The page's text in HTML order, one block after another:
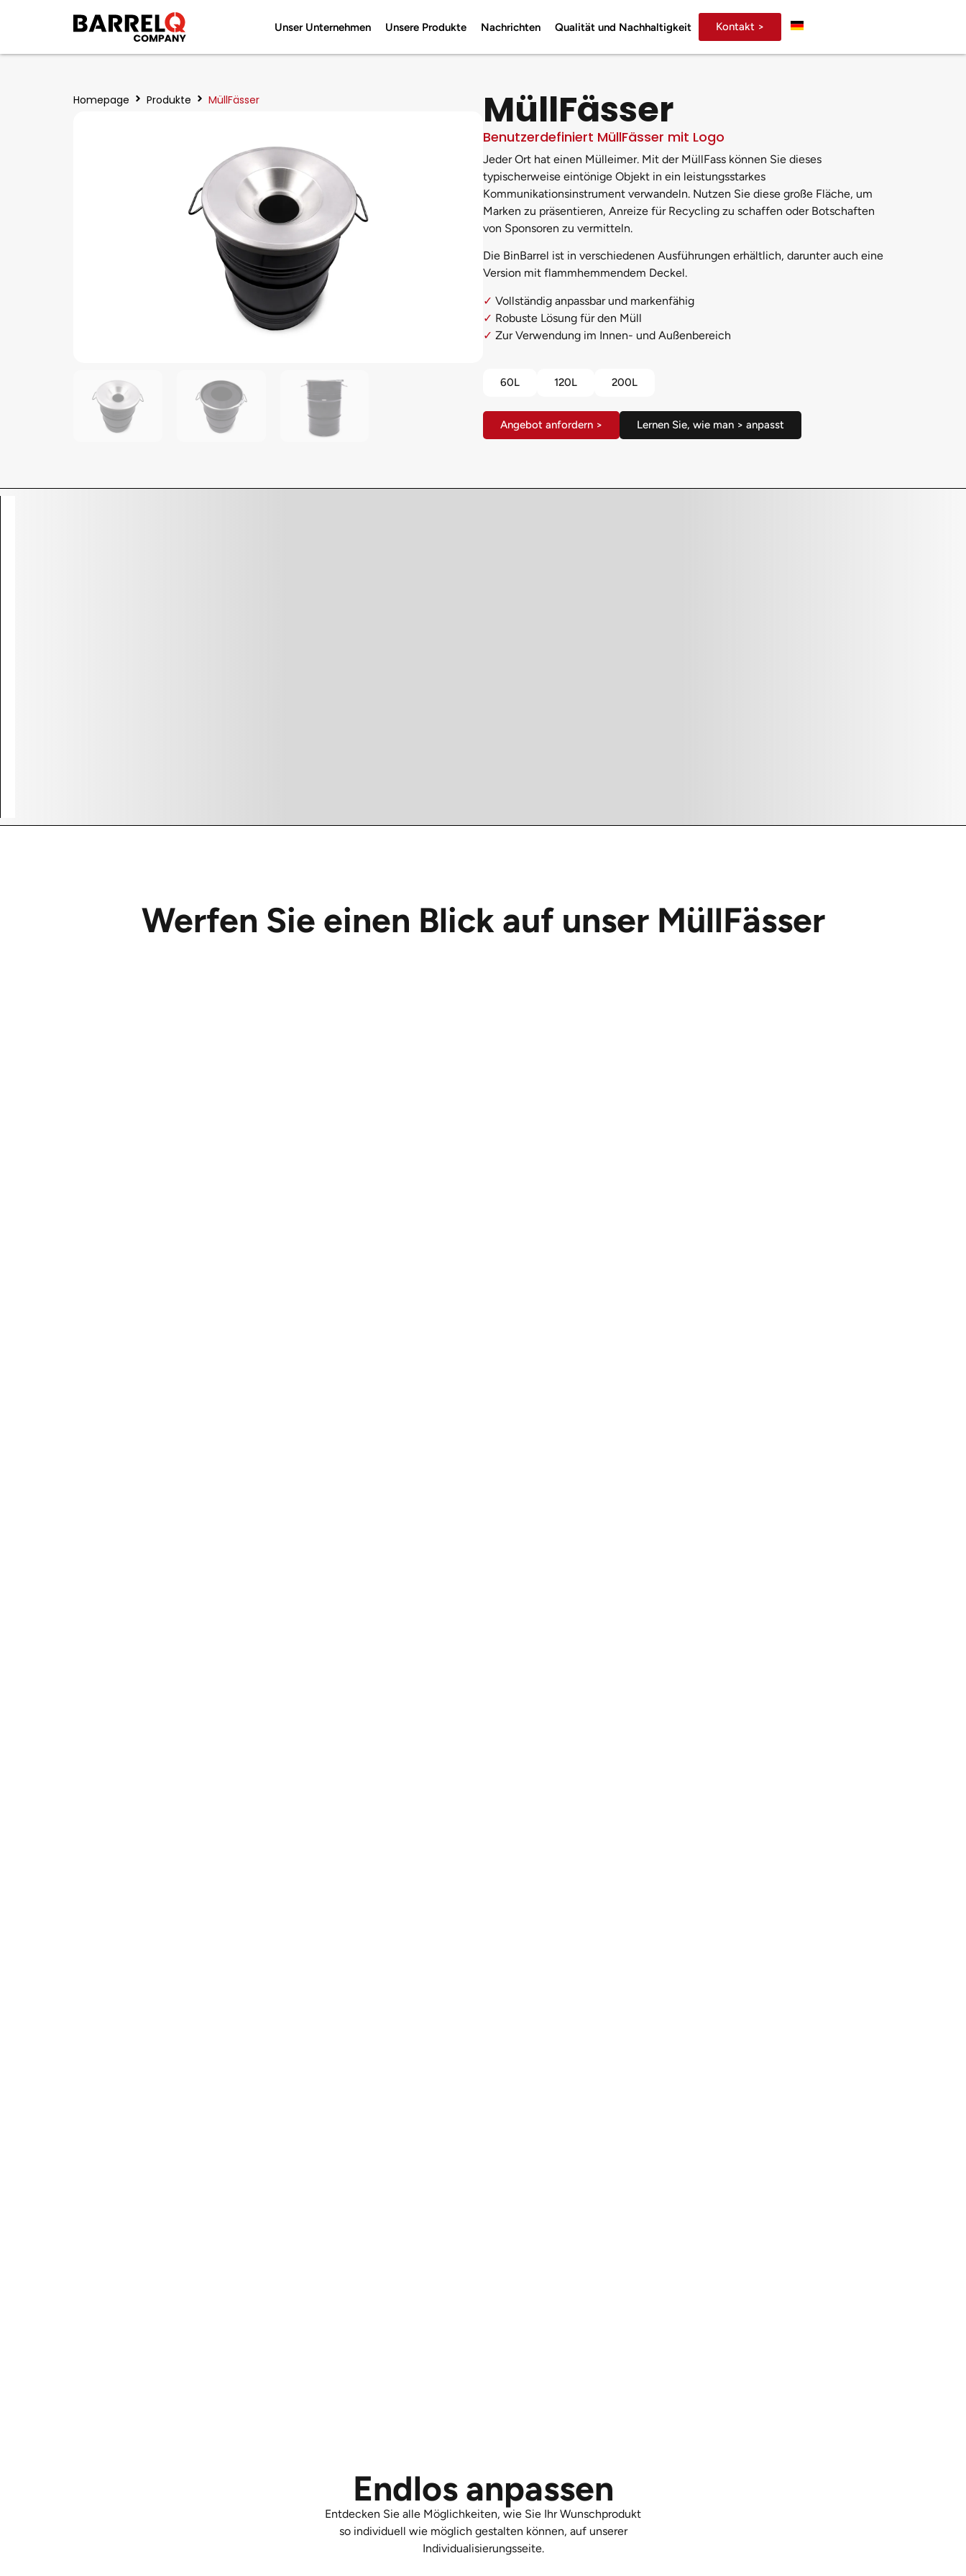
Unser Unternehmen Unsere Produkte Nachrichten Qualität und Nachhaltigkeit Kontakt >
Homepage Produkte MüllFässer MüllFässer
Benutzerdefiniert MüllFässer mit Logo
Jeder Ort hat einen Mülleimer. Mit der MüllFass können Sie dieses
typischerweise eintönige Objekt in ein leistungsstarkes
Kommunikationsinstrument verwandeln. Nutzen Sie diese große Fläche, um
Marken zu präsentieren, Anreize für Recycling zu schaffen oder Botschaften
von Sponsoren zu vermitteln.
Die BinBarrel ist in verschiedenen Ausführungen erhältlich, darunter auch eine
Version mit flammhemmendem Deckel.
✓ Vollständig anpassbar und markenfähig
✓ Robuste Lösung für den Müll
✓ Zur Verwendung im Innen- und Außenbereich
60L 120L 200L
Angebot anfordern > Lernen Sie, wie man > anpasst
Werfen Sie einen Blick auf unser MüllFässer
Endlos anpassen
Entdecken Sie alle Möglichkeiten, wie Sie Ihr Wunschprodukt
so individuell wie möglich gestalten können, auf unserer
Individualisierungsseite.